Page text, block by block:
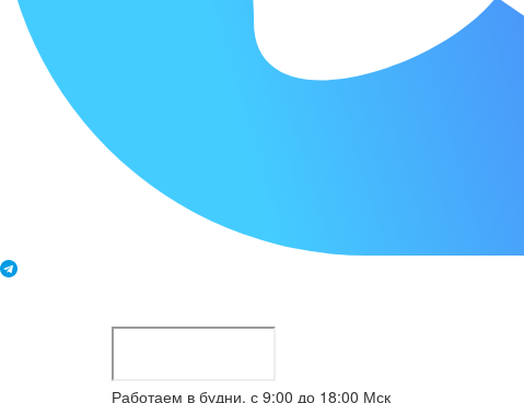
Работаем в будни, с 9:00 до 18:00 Мск